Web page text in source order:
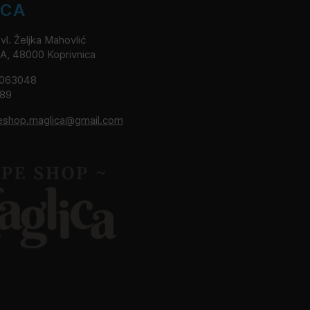
Željka Mahovlić
48000 Koprivnica